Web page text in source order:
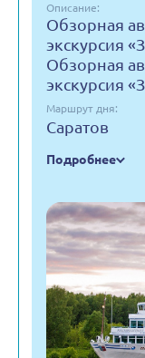
Описание:
Обзорная
экскурсия
Обзорная
экскурсия
Маршрут дня:
Саратов
Подробнее